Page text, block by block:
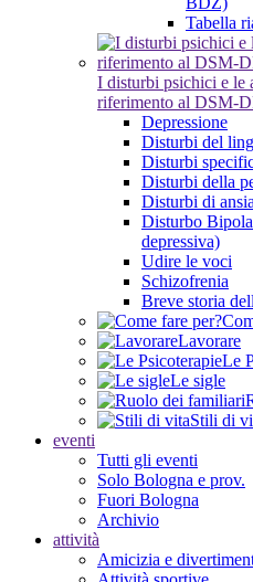
Tabella
I disturbi psichici e le
riferimento al DSM-
Depressione
Disturbi del
Disturbi
Disturbi della
Disturbi di ansia
Disturbo
depressiva)
Udire le voci
Schizofrenia
Breve storia
Lavorare
Le
Le sigle
Stili di
eventi
Tutti gli eventi
Solo Bologna e prov.
Fuori Bologna
Archivio
attività
Amicizia e